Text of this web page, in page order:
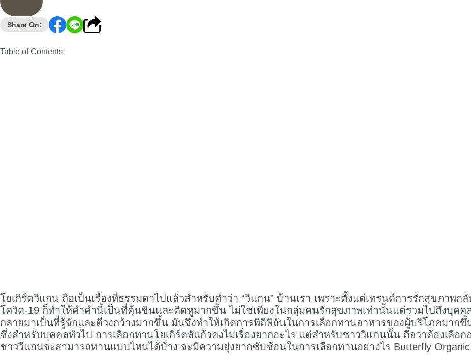
Share On:
Table of Contents
โยเกิร์ตวีแกน ถือเป็นเรื่องที่ธรรมดาไปแล้วสำหรับคำว่า “วีแกน” บ้านเรา เพราะตั้งแต่เทรนด์การรักสุขภาพ
โควิด-19 ก็ทำให้คำคำนี้เป็นที่คุ้นชินและติดหูมากขึ้น ไม่ใช่เพียงในกลุ่มคนรักสุขภาพเท่านั้นแต่รวมไปถึงบุคค
กลายมาเป็นที่รู้จักและตีวงกว้างมากขึ้น มันจึงทำให้เกิดการพิถีพิถันในการเลือกทานอาหารของผู้บริโภคมาก
ซึ่งสำหรับบุคคลทั่วไป การเลือกทานโยเกิร์ตสัแก้วคงไม่เรื่องยากอะไร แต่สำหรับชาววีแกนนั้น ถือว่าต้องเลือ
ชาววีแกนจะสามารถทานแบบไหนได้บ้าง จะมีความยุ่งยากซับซ้อนในการเลือกทานอย่างไร Butterfly